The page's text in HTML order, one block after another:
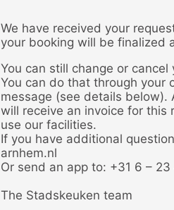
We have received your
your booking will be finalized
You can still change or
You can do that through your
message (see details
will receive an invoice for this
use our facilities.
If you have additional
arnhem.nl
Or send an app to: +31 6 –
The Stadskeuken team